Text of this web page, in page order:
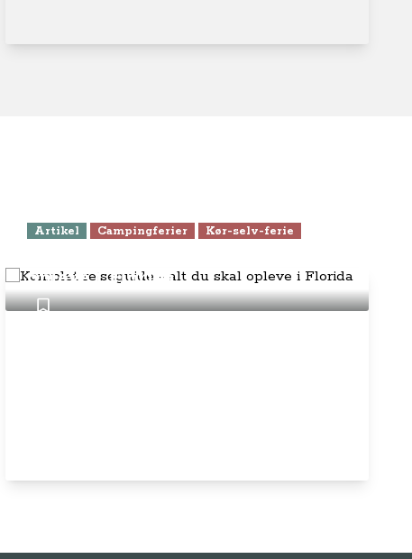
Artikel Campingferier Kør-selv-ferie
opleve i Florida